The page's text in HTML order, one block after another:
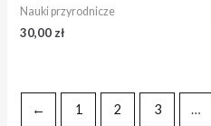
Nauki przyrodnicze
30,00 zł
← 1 2 3 …